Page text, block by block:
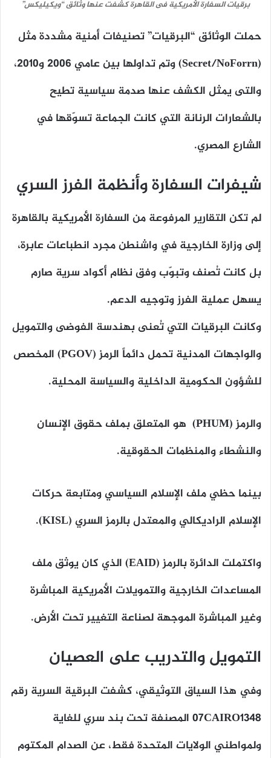
برقيات السفارة الأمريكية فى القاهرة كشفت عنها وثائق “ويكيليكس”
حملت الوثائق “البرقيات” تصنيفات أمنية مشددة مثل
(Secret/NoForrn) وتم تداولها بين عامي 2006 و2010،
والتى يمثل الكشف عنها صدمة سياسية تطيح
بالشعارات الرنانة التي كانت الجماعة تسوّقها في
الشارع المصري.
شيفرات السفارة وأنظمة الفرز السري
لم تكن التقارير المرفوعة من السفارة الأمريكية بالقاهرة
إلى وزارة الخارجية في واشنطن مجرد انطباعات عابرة،
بل كانت تُصنف وتبوّب وفق نظام أكواد سرية صارم
يسهل عملية الفرز وتوجيه الدعم.
وكانت البرقيات التي تُعنى بهندسة الفوضى والتمويل
والواجهات المدنية تحمل دائماً الرمز (PGOV) المخصص
للشؤون الحكومية الداخلية والسياسة المحلية.
والرمز (PHUM) هو المتعلق بملف حقوق الإنسان
والنشطاء والمنظمات الحقوقية.
بينما حظي ملف الإسلام السياسي ومتابعة حركات
الإسلام الراديكالي والمعتدل بالرمز السري (KISL).
واكتملت الدائرة بالرمز (EAID) الذي كان يوثق ملف
المساعدات الخارجية والتمويلات الأمريكية المباشرة
وغير المباشرة الموجهة لصناعة التغيير تحت الأرض.
التمويل والتدريب على العصيان
وفي هذا السياق التوثيقي، كشفت البرقية السرية رقم
07CAIRO1348 المصنفة تحت بند سري للغاية
ولمواطني الولايات المتحدة فقط، عن الصدام المكتوم